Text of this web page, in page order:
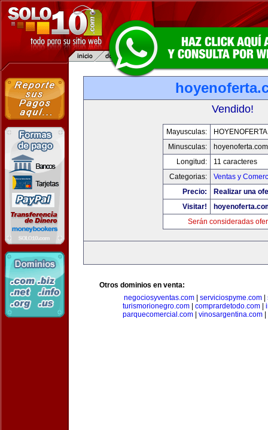
Vendido!
Mayusculas:
Minusculas:
hoyenoferta.com
Longitud:
11 caracteres
Categorias:
Ventas y
Precio:
Realizar una
Visitar!
Serán consideradas
Otros dominios en venta:
negociosyventas.com
serviciospyme.com
turismorionegro.com
comprardetodo.com
parquecomercial.com
vinosargentina.com